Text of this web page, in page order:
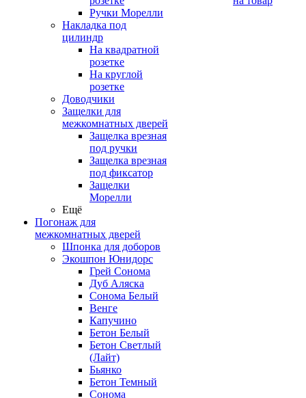
Ручки Морелли
Накладка под
цилиндр
На квадратной
розетке
На круглой
розетке
Доводчики
Защелки для
межкомнатных дверей
Защелка врезная
под ручки
Защелка врезная
под фиксатор
Защелки
Морелли
Ещё
Погонаж для
межкомнатных дверей
Шпонка для доборов
Экошпон Юнидорс
Грей Сонома
Дуб Аляска
Сонома Белый
Венге
Капучино
Бетон Белый
Бетон Светлый
(Лайт)
Бьянко
Бетон Темный
Сонома